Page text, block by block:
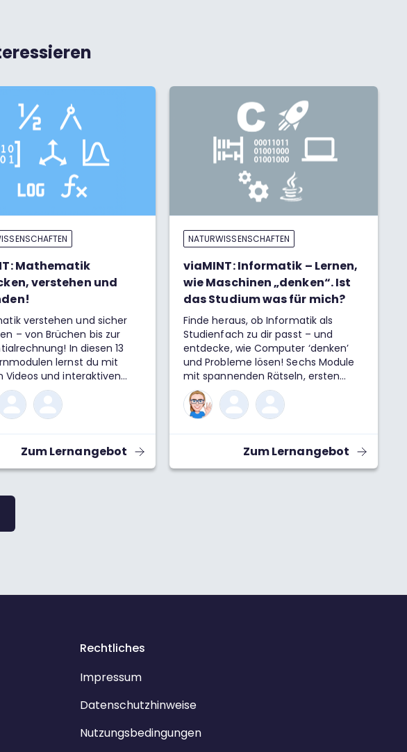
Mathematik
verstehen und
verstehen und sicher
– von Brüchen bis zur
In diesen 13
lernst du mit
Videos und interaktiven
Schritt für Schritt die
Begriffe, Formeln und
der Mathematik
Übungen und
der Lösungswege helfen
Mitdenken, Verstehen und
Zum Lernangebot
NATURWISSENSCHAFTEN
viaMINT: Informatik – Lernen,
wie Maschinen „denken“. Ist
das Studium was für mich?
Finde heraus, ob Informatik als
Studienfach zu dir passt – und
entdecke, wie Computer ‘denken’
und Probleme lösen! Sechs Module
mit spannenden Rätseln, ersten
Programmieraufgaben und
verständlichen Erklärungen bieten
dir einen praxisnahen Einblick in die
Welt der Informatik.
Zum Lernangebot
Rechtliches
Impressum
Datenschutzhinweise
Nutzungsbedingungen